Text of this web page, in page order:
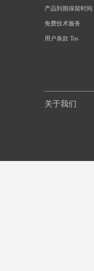
产品到期保留时间
免费技术服务
用户条款 Tos
关于我们